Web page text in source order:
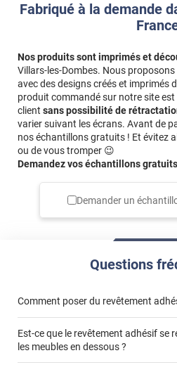
Fabriqué à la demande
Nos produits sont imprimés et
Villars-les-Dombes. Nous
avec des designs créés et imprimés
produit commandé sur notre site est
client sans possibilité de
varier suivant les écrans. Avant de
nos échantillons gratuits ! Et évitez
ou de vous tromper 😉
Demandez vos échantillons
Demander un
Questions
Comment poser du revêtement
« Comment poser un
Est-ce que le revêtement adhésif se
les meubles en dessous ?